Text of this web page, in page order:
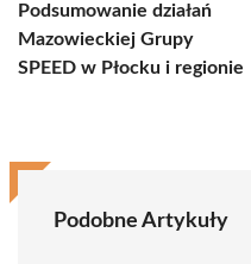
Podsumowanie działań
Mazowieckiej Grupy
SPEED w Płocku i regionie
Podobne Artykuły